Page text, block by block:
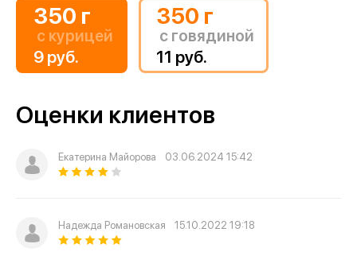
350 г
с курицей
9 руб.
350 г
с говядиной
11 руб.
Оценки клиентов
Екатерина Майорова 03.06.2024 15:42
Надежда Романовская 15.10.2022 19:18